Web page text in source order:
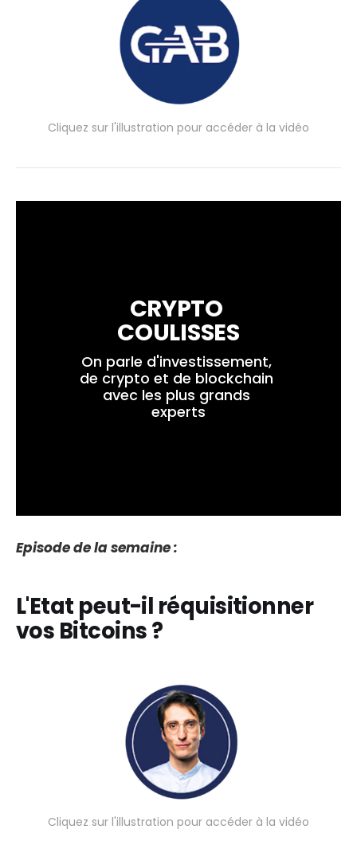
Cliquez sur l'illustration pour accéder à la vidéo
CRYPTO
COULISSES
On parle d'investissement,
de crypto et de blockchain
avec les plus grands
experts
Episode de la semaine :
L'Etat peut-il réquisitionner
vos Bitcoins ?
Cliquez sur l'illustration pour accéder à la vidéo